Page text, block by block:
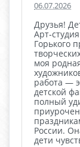
06.07.2026
Друзья!
Горького
моя
работа —
детской
полный
России.
дети